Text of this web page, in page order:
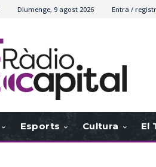
Diumenge, 9 agost 2026 Entra /
Esports Cultura El